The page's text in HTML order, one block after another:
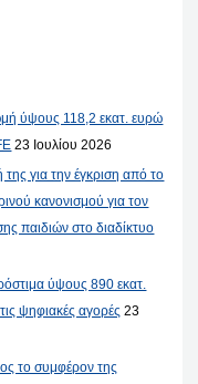
ύψους 118,2 εκατ. ευρώ
23 Ιουλίου 2026
για την έγκριση από το
κανονισμού για τον
παιδιών στο διαδίκτυο
ύψους 890 εκατ.
ψηφιακές αγορές 23
το συμφέρον της